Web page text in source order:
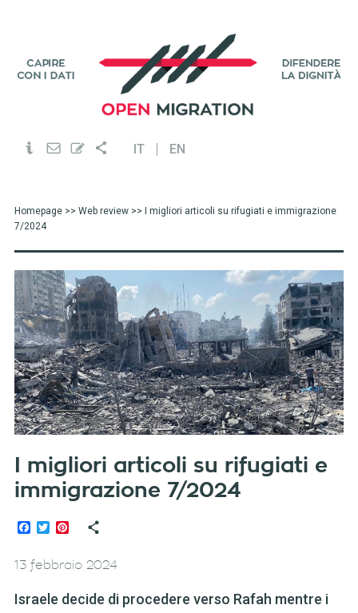
IT EN
Homepage>> Web review>> I migliori articoli su rifugiati e immigrazione
7/2024
I migliori articoli su rifugiati e
immigrazione 7/2024
Facebook
TwitterPinterest
13 febbraio 2024
Israele decide di procedere verso Rafah mentre i